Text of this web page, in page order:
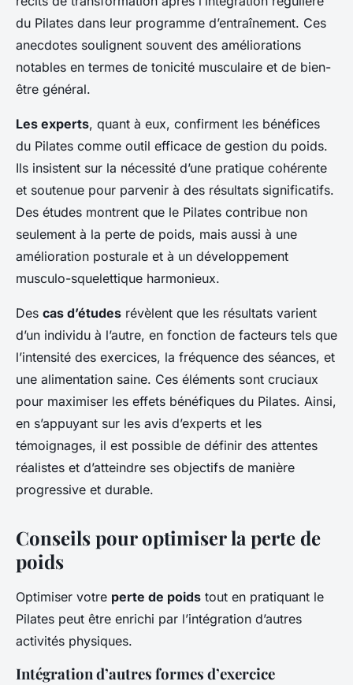
du Pilates dans leur programme d’entraînement. Ces
anecdotes soulignent souvent des améliorations
notables en termes de tonicité musculaire et de bien-
être général.
Les experts, quant à eux, confirment les bénéfices
du Pilates comme outil efficace de gestion du poids.
Ils insistent sur la nécessité d’une pratique cohérente
et soutenue pour parvenir à des résultats significatifs.
Des études montrent que le Pilates contribue non
seulement à la perte de poids, mais aussi à une
amélioration posturale et à un développement
musculo-squelettique harmonieux.
Des cas d’études révèlent que les résultats varient
d’un individu à l’autre, en fonction de facteurs tels que
l’intensité des exercices, la fréquence des séances, et
une alimentation saine. Ces éléments sont cruciaux
pour maximiser les effets bénéfiques du Pilates. Ainsi,
en s’appuyant sur les avis d’experts et les
témoignages, il est possible de définir des attentes
réalistes et d’atteindre ses objectifs de manière
progressive et durable.
Conseils pour optimiser la perte de
poids
Optimiser votre perte de poids tout en pratiquant le
Pilates peut être enrichi par l’intégration d’autres
activités physiques.
Intégration d’autres formes d’exercice